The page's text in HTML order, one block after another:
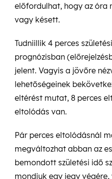
előfordulhat, hogy az óra
vagy késett.
Tudniillik 4 perces
prognózisban
jelent. Vagyis a jövőre
lehetőségeinek
eltérést mutat, 8 perces
eltolódás van.
Pár perces eltolódásnál
megváltozhat abban az
bemondott születési idő
mondjuk egy jegy